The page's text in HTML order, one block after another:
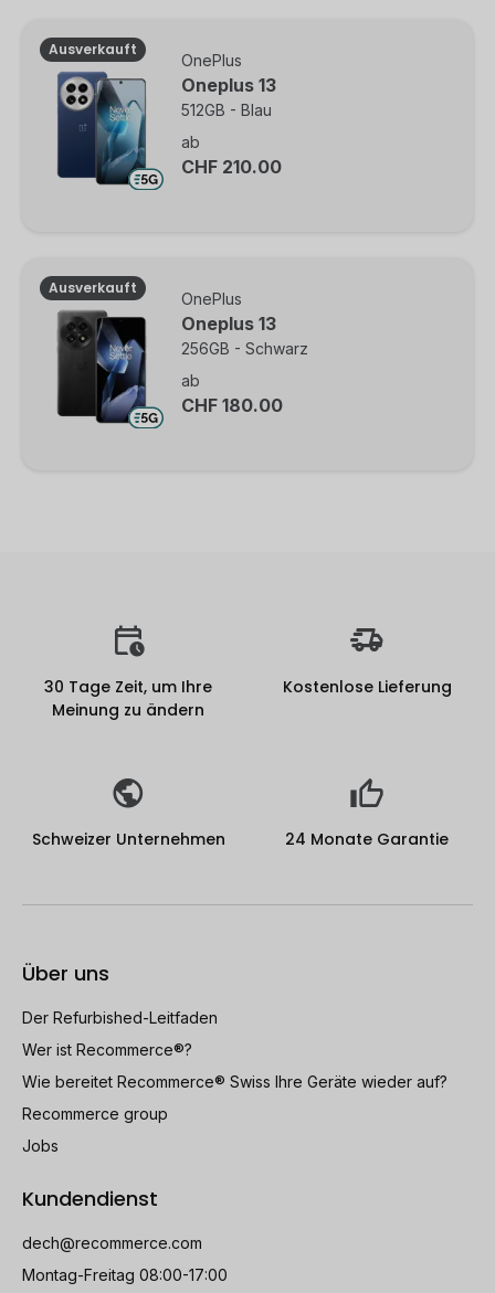
Ausverkauft
OnePlus
Oneplus 13
512GB - Blau
ab
CHF 210.00
Ausverkauft
OnePlus
Oneplus 13
256GB - Schwarz
ab
CHF 180.00
30 Tage Zeit, um Ihre
Meinung zu ändern
Kostenlose Lieferung
Schweizer Unternehmen 24 Monate Garantie
Über uns
Der Refurbished-Leitfaden
Wer ist Recommerce®?
Wie bereitet Recommerce® Swiss Ihre Geräte wieder auf?
Recommerce group
Jobs
Kundendienst
dech@recommerce.com
Montag-Freitag 08:00-17:00